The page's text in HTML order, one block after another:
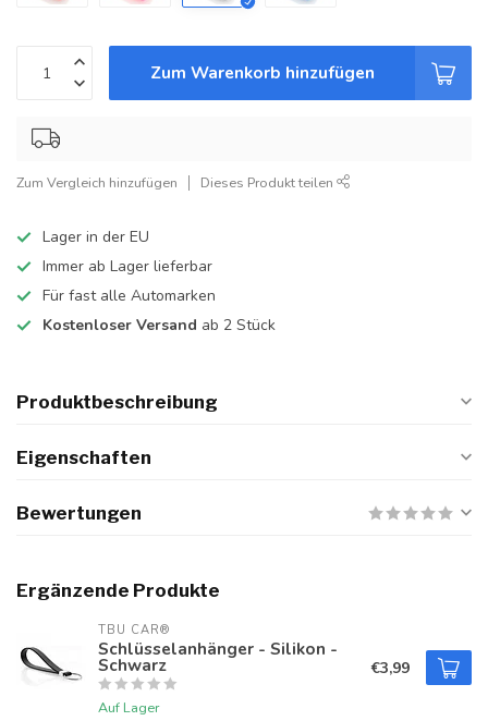
Zum Warenkorb hinzufügen
Zum Vergleich hinzufügen Dieses Produkt teilen
Lager in der EU
Immer ab Lager lieferbar
Für fast alle Automarken
Kostenloser Versand ab 2 Stück
Produktbeschreibung
Eigenschaften
Bewertungen
Ergänzende Produkte
TBU CAR®
Schlüsselanhänger - Silikon -
Schwarz
Auf Lager
€3,99